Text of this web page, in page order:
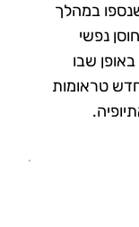
במהלך
נפשי
שבו
טראומות